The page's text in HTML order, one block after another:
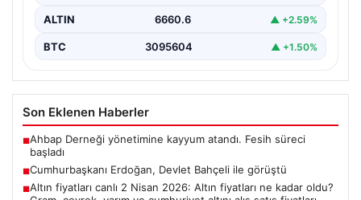
ALTIN 6660.6 ▲ +2.59%
BTC 3095604 ▲ +1.50%
Son Eklenen Haberler
■Ahbap Derneği yönetimine kayyum atandı. Fesih süreci
başladı
■Cumhurbaşkanı Erdoğan, Devlet Bahçeli ile görüştü
■Altın fiyatları canlı 2 Nisan 2026: Altın fiyatları ne kadar oldu?